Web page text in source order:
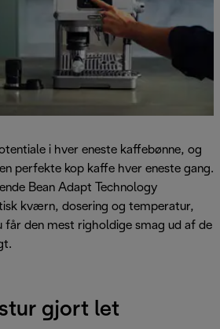
i hver eneste kaffebønne, og
perfekte kop kaffe hver eneste gang.
Bean Adapt Technology
kværn, dosering og temperatur,
får den mest righoldige smag ud af de
gjort let